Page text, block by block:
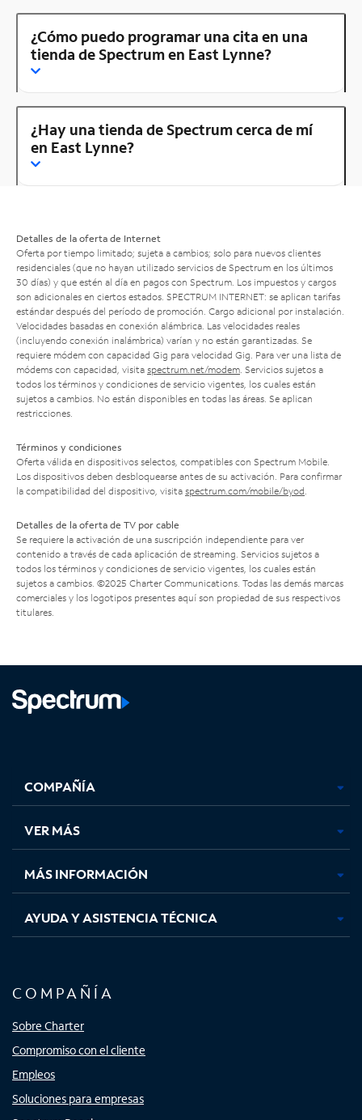
¿Cómo puedo programar una cita en una
tienda de Spectrum en East Lynne?
¿Hay una tienda de Spectrum cerca de mí
en East Lynne?
Detalles de la oferta de Internet
Oferta por tiempo limitado; sujeta a cambios; solo para nuevos clientes
residenciales (que no hayan utilizado servicios de Spectrum en los últimos
30 días) y que estén al día en pagos con Spectrum. Los impuestos y cargos
son adicionales en ciertos estados. SPECTRUM INTERNET: se aplican tarifas
estándar después del período de promoción. Cargo adicional por instalación.
Velocidades basadas en conexión alámbrica. Las velocidades reales
(incluyendo conexión inalámbrica) varían y no están garantizadas. Se
requiere módem con capacidad Gig para velocidad Gig. Para ver una lista de
módems con capacidad, visita spectrum.net/modem . Servicios sujetos a
todos los términos y condiciones de servicio vigentes, los cuales están
sujetos a cambios. No están disponibles en todas las áreas. Se aplican
restricciones.
Términos y condiciones
Oferta válida en dispositivos selectos, compatibles con Spectrum Mobile.
Los dispositivos deben desbloquearse antes de su activación. Para confirmar
la compatibilidad del dispositivo, visita spectrum.com/mobile/byod
Detalles de la oferta de TV por cable
Se requiere la activación de una suscripción independiente para ver
contenido a través de cada aplicación de streaming. Servicios sujetos a
todos los términos y condiciones de servicio vigentes, los cuales están
sujetos a cambios. ©2025 Charter Communications. Todas las demás marcas
comerciales y los logotipos presentes aquí son propiedad de sus respectivos
titulares.
abre
en
pestaña
nueva
abre
en
pestaña
nueva
abre
en
pestaña
nueva
en
nueva
COMPAÑÍA
VER MÁS
MÁS INFORMACIÓN
AYUDA Y ASISTENCIA TÉCNICA
COMPAÑÍA
Sobre Charter
Compromiso con el cliente
Empleos
Soluciones para empresas